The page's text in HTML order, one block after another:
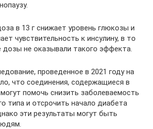
в 13 г снижает уровень глюкозы и
чувствительность к инсулину, в то
дозы не оказывали такого эффекта.
проведенное в 2021 году на
что соединения, содержащиеся в
помочь снизить заболеваемость
типа и отсрочить начало диабета
эти результаты могут быть